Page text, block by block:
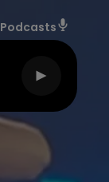
Podcasts